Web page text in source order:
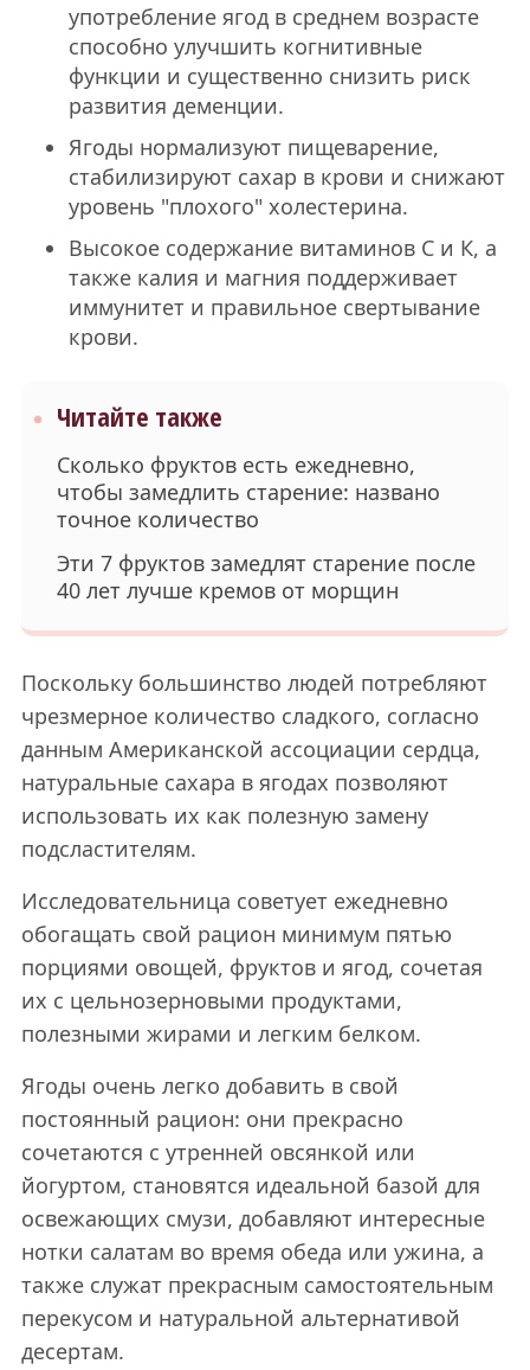
употребление ягод в среднем возрасте
способно улучшить когнитивные
функции и существенно снизить риск
развития деменции.
Ягоды нормализуют пищеварение,
стабилизируют сахар в крови и снижают
уровень "плохого" холестерина.
Высокое содержание витаминов С и К, а
также калия и магния поддерживает
иммунитет и правильное свертывание
крови.
Читайте также
Сколько фруктов есть ежедневно,
чтобы замедлить старение: названо
точное количество
Эти 7 фруктов замедлят старение после
40 лет лучше кремов от морщин
Поскольку большинство людей потребляют
чрезмерное количество сладкого, согласно
данным Американской ассоциации сердца,
натуральные сахара в ягодах позволяют
использовать их как полезную замену
подсластителям.
Исследовательница советует ежедневно
обогащать свой рацион минимум пятью
порциями овощей, фруктов и ягод, сочетая
их с цельнозерновыми продуктами,
полезными жирами и легким белком.
Ягоды очень легко добавить в свой
постоянный рацион: они прекрасно
сочетаются с утренней овсянкой или
йогуртом, становятся идеальной базой для
освежающих смузи, добавляют интересные
нотки салатам во время обеда или ужина, а
также служат прекрасным самостоятельным
перекусом и натуральной альтернативой
десертам.